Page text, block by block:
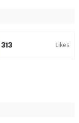
313 Likes